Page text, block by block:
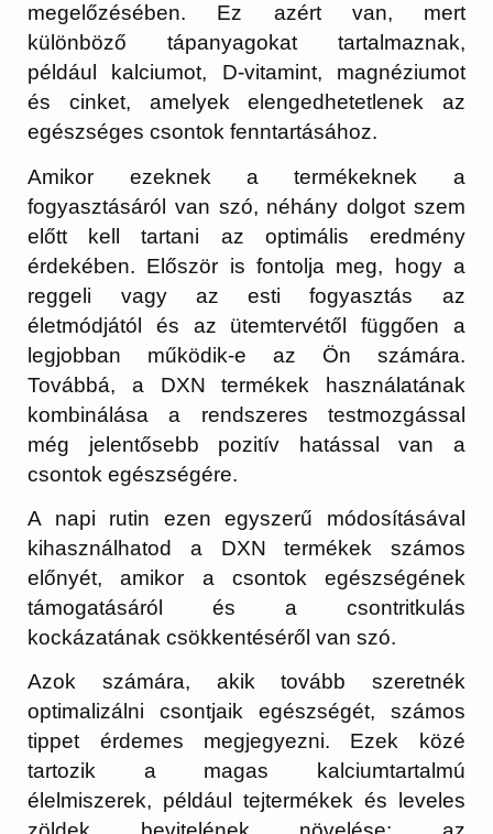
megelőzésében. Ez azért van, mert
különböző tápanyagokat tartalmaznak,
például kalciumot, D-vitamint, magnéziumot
és cinket, amelyek elengedhetetlenek az
egészséges csontok fenntartásához.
Amikor ezeknek a termékeknek a
fogyasztásáról van szó, néhány dolgot szem
előtt kell tartani az optimális eredmény
érdekében. Először is fontolja meg, hogy a
reggeli vagy az esti fogyasztás az
életmódjától és az ütemtervétől függően a
legjobban működik-e az Ön számára.
Továbbá, a DXN termékek használatának
kombinálása a rendszeres testmozgással
még jelentősebb pozitív hatással van a
csontok egészségére.
A napi rutin ezen egyszerű módosításával
kihasználhatod a DXN termékek számos
előnyét, amikor a csontok egészségének
támogatásáról és a csontritkulás
kockázatának csökkentéséről van szó.
Azok számára, akik tovább szeretnék
optimalizálni csontjaik egészségét, számos
tippet érdemes megjegyezni. Ezek közé
tartozik a magas kalciumtartalmú
élelmiszerek, például tejtermékek és leveles